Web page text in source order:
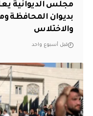
مجلس الديوانية
بديوان المحافظة
والاختلاس
قبل أسبوع واحد